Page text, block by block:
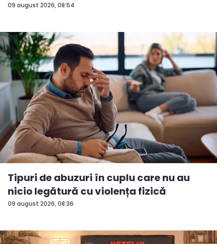
09 august 2026, 08:54
09 august 2026, 08:36
Tipuri de abuzuri în cuplu care nu au
nicio legătură cu violența fizică